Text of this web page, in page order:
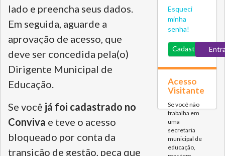
lado e preencha seus dados.
Em seguida, aguarde a
aprovação de acesso, que
deve ser concedida pela(o)
Dirigente Municipal de
Educação.
Se você já foi cadastrado no
Conviva e teve o acesso
bloqueado por conta da
transição de gestão, peça que
Esqueci
minha
senha!
Cadastre-se
Acesso
Visitante
Se você não
trabalha em
uma
secretaria
municipal de
educação,